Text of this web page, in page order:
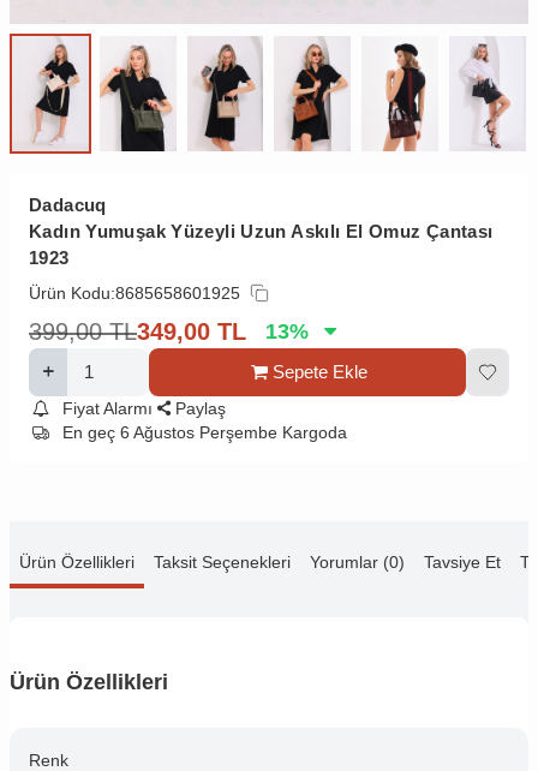
Dadacuq
Kadın Yumuşak Yüzeyli Uzun Askılı El Omuz Çantası
1923
Ürün Kodu:8685658601925
399,00 TL349,00 TL 13%
Sepete Ekle
Fiyat Alarmı
Paylaş
En geç 6 Ağustos Perşembe Kargoda
Ürün Özellikleri Taksit Seçenekleri Yorumlar (0) Tavsiye Et
Ürün Özellikleri
Renk